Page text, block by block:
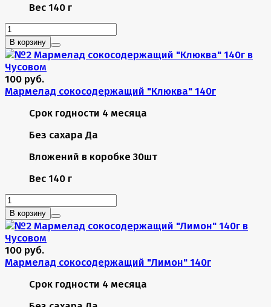
Вес 140 г
В корзину
100 руб.
Мармелад сокосодержащий "Клюква" 140г
Срок годности 4 месяца
Без сахара Да
Вложений в коробке 30шт
Вес 140 г
В корзину
100 руб.
Мармелад сокосодержащий "Лимон" 140г
Срок годности 4 месяца